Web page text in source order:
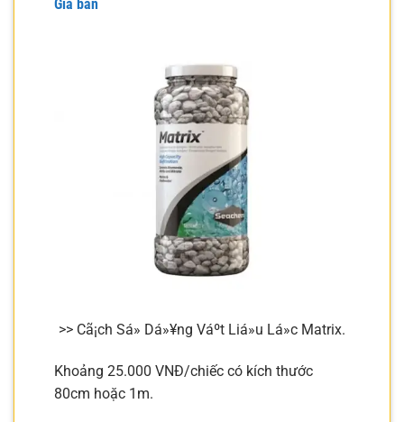
Giá bán
>> Cã¡ch Sá»­ Dá»¥ng Váº­t Liá»u Lá»c Matrix.
Khoảng 25.000 VNĐ/chiếc có kích thước
80cm hoặc 1m.